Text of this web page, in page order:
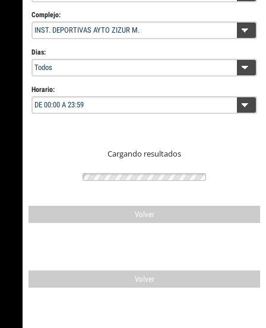
Complejo:
Dias:
Horario:
Cargando resultados
Volver
Volver